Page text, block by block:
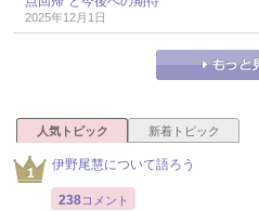
2025年12月1日
人気トピック 新着トピック
伊野尾慧について語ろう
238コメント